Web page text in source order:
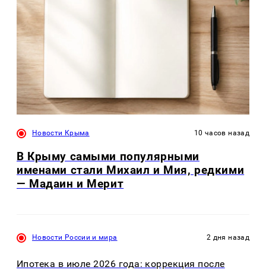
Новости Крыма 10 часов назад
В Крыму самыми популярными
именами стали Михаил и Мия, редкими
— Мадаин и Мерит
Новости России и мира 2 дня назад
Ипотека в июле 2026 года: коррекция после